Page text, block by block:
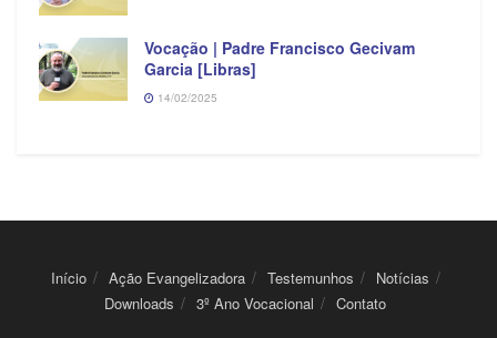
Vocação | Padre Francisco Gecivam
Garcia [Libras]
14/02/2025
Início Ação Evangelizadora Testemunhos
Notícias
Downloads
3º Ano Vocacional Contato